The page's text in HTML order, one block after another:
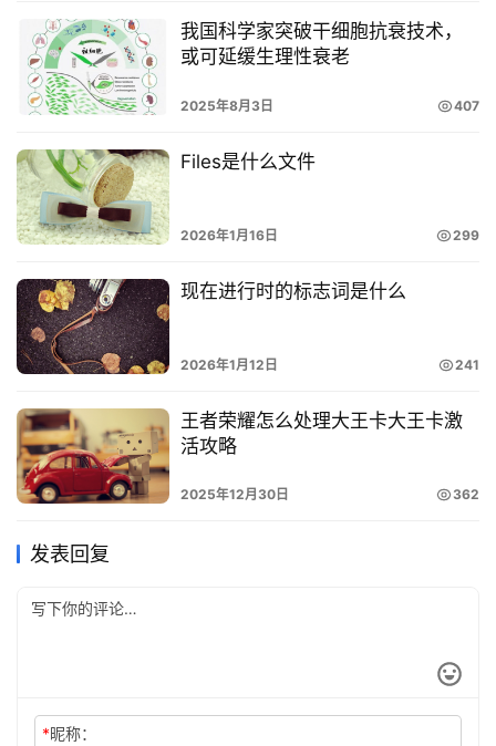
我国科学家突破干细胞抗衰技术，
或可延缓生理性衰老
2025年8月3日 407
Files是什么文件
2026年1月16日 299
现在进行时的标志词是什么
2026年1月12日 241
王者荣耀怎么处理大王卡大王卡激
活攻略
2025年12月30日 362
发表回复
*昵称：